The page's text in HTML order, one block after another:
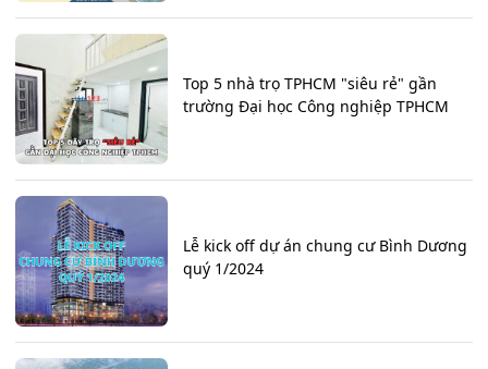
Top 5 nhà trọ TPHCM "siêu rẻ" gần
trường Đại học Công nghiệp TPHCM
Lễ kick off dự án chung cư Bình Dương
quý 1/2024